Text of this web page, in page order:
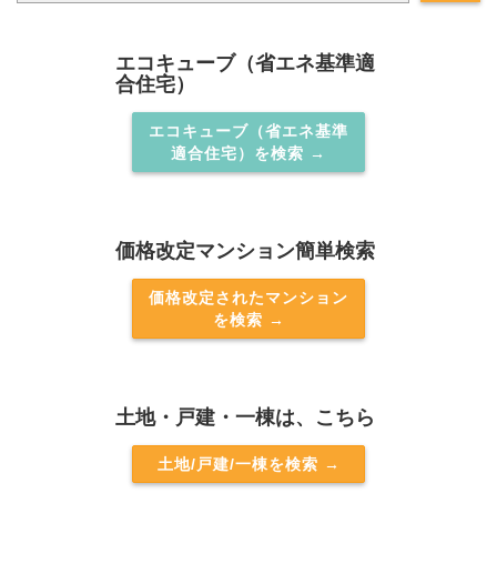
エコキューブ（省エネ基準適
合住宅）
エコキューブ（省エネ基準
適合住宅）を検索 →
価格改定マンション簡単検索
価格改定されたマンション
を検索 →
土地・戸建・一棟は、こちら
土地/戸建/一棟を検索 →